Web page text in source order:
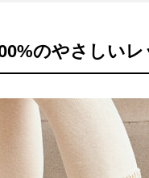
のやさしい